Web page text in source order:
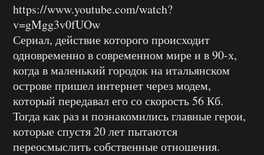
https://www.youtube.com/watch?
v=gMgg3v0fUOw
Сериал, действие которого происходит
одновременно в современном мире и в 90-х,
когда в маленький городок на итальянском
острове пришел интернет через модем,
который передавал его со скорость 56 Кб.
Тогда как раз и познакомились главные герои,
которые спустя 20 лет пытаются
переосмыслить собственные отношения.